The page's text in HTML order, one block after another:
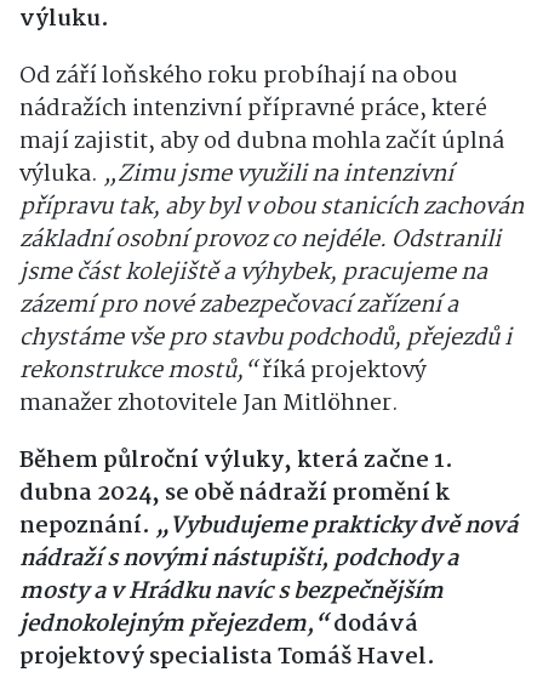
výluku.
Od září loňského roku probíhají na obou
nádražích intenzivní přípravné práce, které
mají zajistit, aby od dubna mohla začít úplná
výluka. „Zimu jsme využili na intenzivní
přípravu tak, aby byl v obou stanicích zachován
základní osobní provoz co nejdéle. Odstranili
jsme část kolejiště a výhybek, pracujeme na
zázemí pro nové zabezpečovací zařízení a
chystáme vše pro stavbu podchodů, přejezdů i
rekonstrukce mostů,“říká projektový
manažer zhotovitele Jan Mitlöhner.
Během půlroční výluky, která začne 1.
dubna 2024, se obě nádraží promění k
nepoznání. „Vybudujeme prakticky dvě nová
nádraží s novými nástupišti, podchody a
mosty a v Hrádku navíc s bezpečnějším
jednokolejným přejezdem,“dodává
projektový specialista Tomáš Havel.